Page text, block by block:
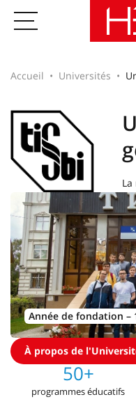
Accueil Universités
Année de fondation –
À propos de
50+
programmes éducatifs